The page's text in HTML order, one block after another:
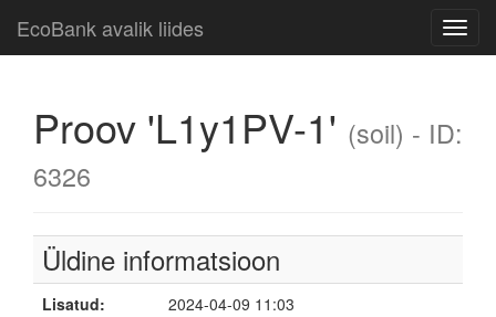
EcoBank avalik liides
Proov 'L1y1PV-1' (soil) - ID:
6326
Üldine informatsioon
Lisatud:
2024-04-09 11:03